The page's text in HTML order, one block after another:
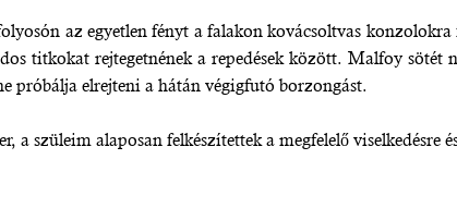
az egyetlen fényt a falakon kovácsoltvas
titkokat rejtegetnének a repedések között. Malfoy
próbálja elrejteni a hátán végigfutó borzongást.
a szüleim alaposan felkészítettek a megfelelő viselkedésre